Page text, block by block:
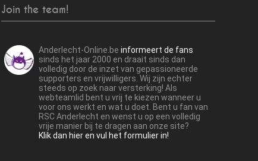
Join the team!
Anderlecht-Online.be informeert de fans
sinds het jaar 2000 en draait sinds dan
volledig door de inzet van gepassioneerde
supporters en vrijwilligers. Wij zijn echter
steeds op zoek naar versterking! Als
webteamlid bent u vrij te kiezen wanneer u
voor ons werkt en wat u doet. Bent u fan van
RSC Anderlecht en wenst u op een volledig
vrije manier bij te dragen aan onze site?
Klik dan hier en vul het formulier in!